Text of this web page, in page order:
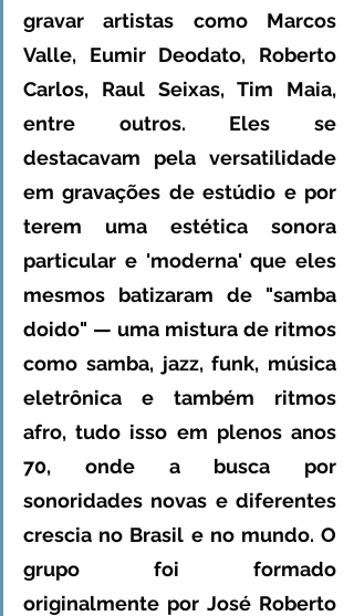
gravar artistas como Marcos
Valle, Eumir Deodato, Roberto
Carlos, Raul Seixas, Tim Maia,
entre outros. Eles se
destacavam pela versatilidade
em gravações de estúdio e por
terem uma estética sonora
particular e 'moderna' que eles
mesmos batizaram de "samba
doido" — uma mistura de ritmos
como samba, jazz, funk, música
eletrônica e também ritmos
afro, tudo isso em plenos anos
70, onde a busca por
sonoridades novas e diferentes
crescia no Brasil e no mundo. O
grupo foi formado
originalmente por José Roberto